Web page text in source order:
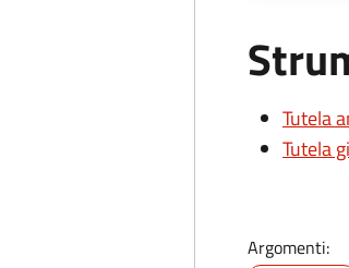
Tutela
Tutela
Argomenti: